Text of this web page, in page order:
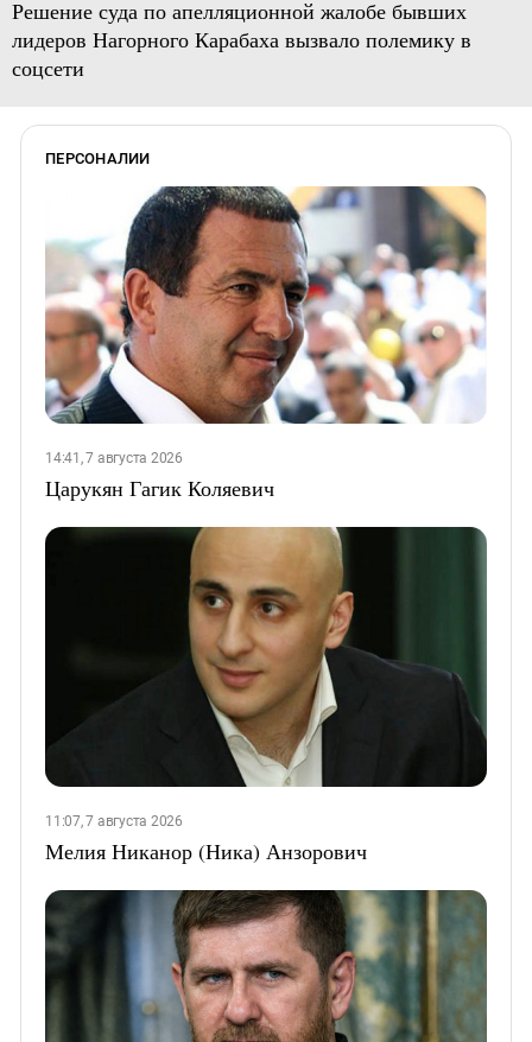
Решение суда по апелляционной жалобе бывших
лидеров Нагорного Карабаха вызвало полемику в
соцсети
ПЕРСОНАЛИИ
14:41, 7 августа 2026
Царукян Гагик Коляевич
11:07, 7 августа 2026
Мелия Никанор (Ника) Анзорович